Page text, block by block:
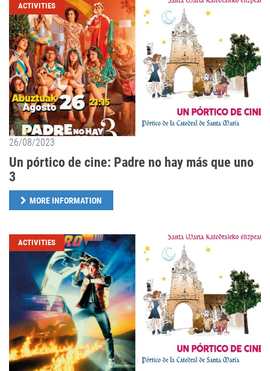
ACTIVITIES
26/08/2023
Un pórtico de cine: Padre no hay más que uno
3
MORE INFORMATION
ACTIVITIES